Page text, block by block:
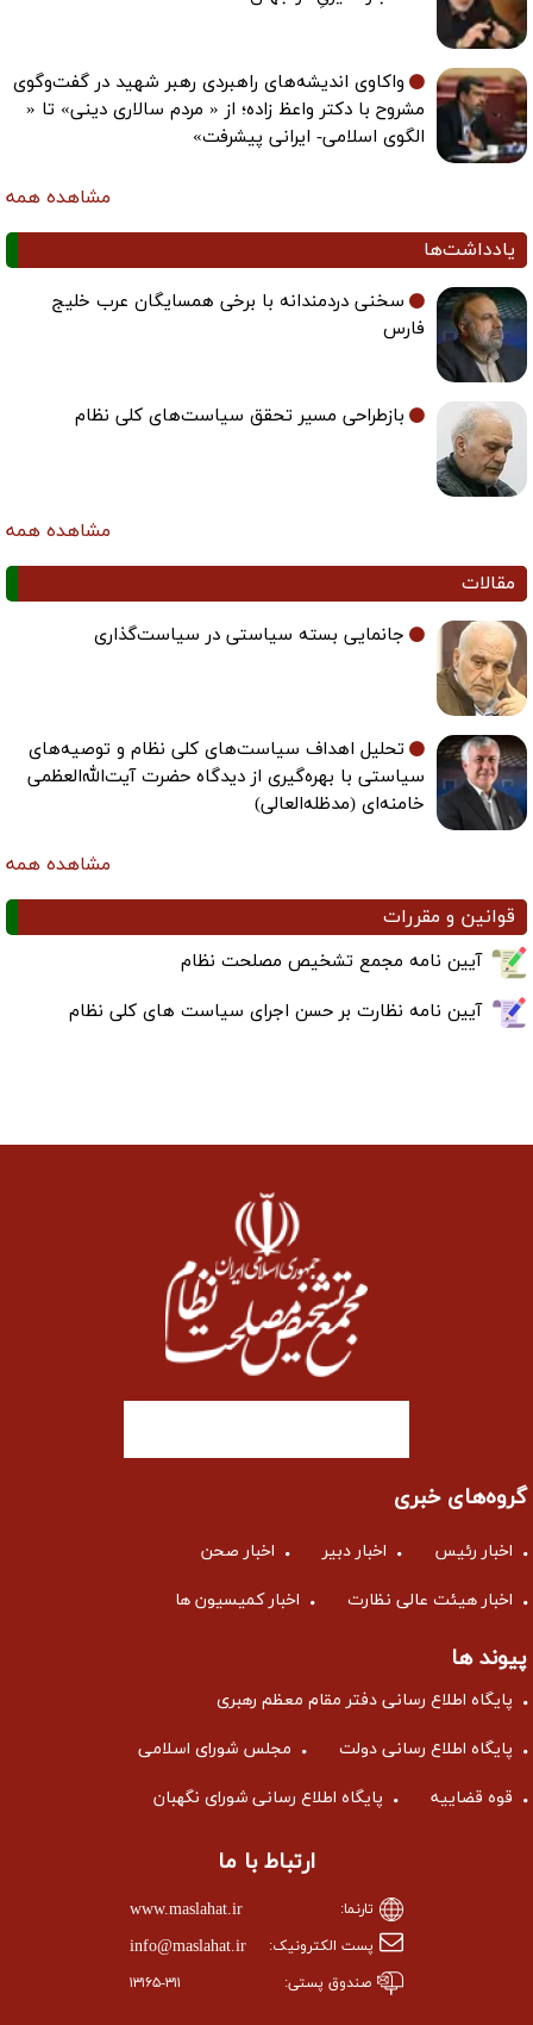
واکاوی اندیشه‌های راهبردی رهبر شهید در گفت‌وگوی
مشروح با دکتر واعظ زاده؛ از « مردم سالاری دینی» تا «
الگوی اسلامی- ایرانی پیشرفت»
مشاهده همه
یادداشت‌ها
سخنی دردمندانه با برخی همسایگان عرب خلیج
فارس
بازطراحی مسیر تحقق سیاست‌های کلی نظام
مشاهده همه
مقالات
جانمایی بسته سیاستی در سیاست‌گذاری
تحلیل اهداف سیاست‌های کلی نظام و توصیه‌های
سیاستی با بهره‌گیری از دیدگاه حضرت آیت‌الله‌العظمی
خامنه‌ای (مدظله‌العالی)
مشاهده همه
قوانین و مقررات
آیین نامه مجمع تشخیص مصلحت نظام
آیین نامه نظارت بر حسن اجرای سیاست های کلی نظام
گروه‌های خبری
اخبار رئیس اخبار دبیر اخبار صحن
اخبار هیئت عالی نظارت اخبار کمیسیون ها
پیوند ها
پایگاه اطلاع رسانی دفتر مقام معظم رهبری
پایگاه اطلاع رسانی دولت مجلس شورای اسلامی
قوه قضاییه پایگاه اطلاع رسانی شورای نگهبان
ارتباط با ما
تارنما: www.maslahat.ir
پست الکترونیک: info@maslahat.ir
صندوق پستی: ۱۳۱۶۵-۳۱۱